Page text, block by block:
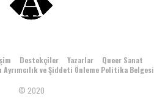
Destekçiler Yazarlar
Queer Sanat
Ayrımcılık ve Şiddeti Önleme Politika Belgesi
© 2020